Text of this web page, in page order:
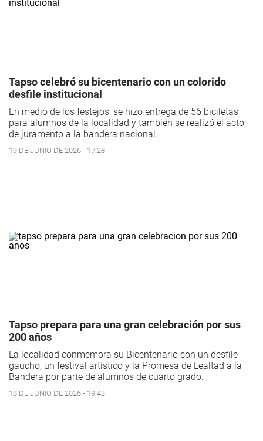
Tapso celebró su bicentenario con un colorido
desfile institucional
En medio de los festejos, se hizo entrega de 56 biciletas
para alumnos de la localidad y también se realizó el acto
de juramento a la bandera nacional.
19 DE JUNIO DE 2026 - 17:28
Tapso prepara para una gran celebración por sus
200 años
La localidad conmemora su Bicentenario con un desfile
gaucho, un festival artístico y la Promesa de Lealtad a la
Bandera por parte de alumnos de cuarto grado.
18 DE JUNIO DE 2026 - 19:43